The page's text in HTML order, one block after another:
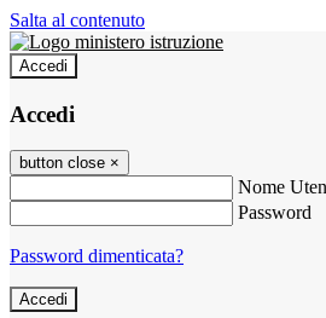
Salta al contenuto
Accedi
Accedi
button close ×
Nome
Password
Password dimenticata?